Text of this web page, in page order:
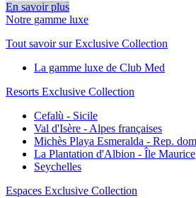
En savoir plus
Notre gamme luxe
Tout savoir sur Exclusive Collection
La gamme luxe de Club Med
Resorts Exclusive Collection
Cefalù - Sicile
Val d'Isère - Alpes françaises
Michès Playa Esmeralda - Rep.
La Plantation d'Albion - Île Maurice
Seychelles
Espaces Exclusive Collection